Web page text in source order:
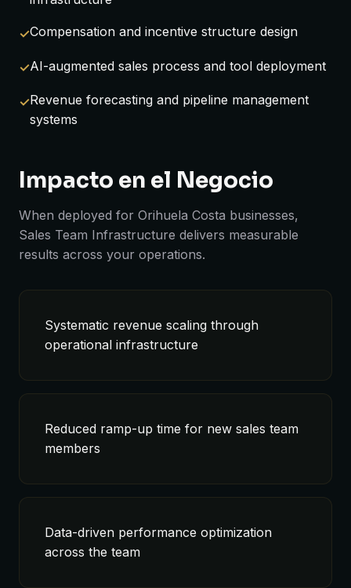
Compensation and incentive structure design
AI-augmented sales process and tool deployment
Revenue forecasting and pipeline management
systems
Impacto en el Negocio
When deployed for Orihuela Costa businesses,
Sales Team Infrastructure delivers measurable
results across your operations.
Systematic revenue scaling through
operational infrastructure
Reduced ramp-up time for new sales team
members
Data-driven performance optimization
across the team